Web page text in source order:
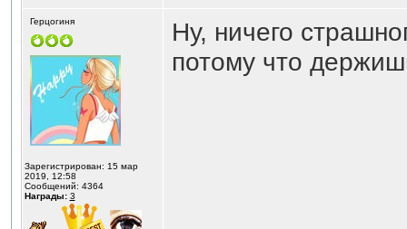
Герцогиня
Зарегистрирован: 15 мар
2019, 12:58
Сообщений: 4364
Награды: 3
Ну, ничего
потому что